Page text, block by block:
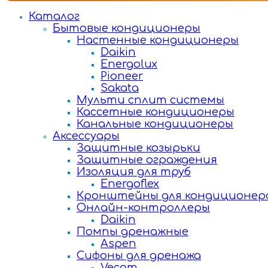
Каталог
Бытовые кондиционеры
Настенные кондиционеры
Daikin
Energolux
Pioneer
Sakata
Мульти сплит системы
Кассетные кондиционеры
Канальные кондиционеры
Аксессуары
Защитные козырьки
Защитные ограждения
Изоляция для труб
Energoflex
Кронштейны для
Онлайн-контроллеры
Daikin
Помпы дренажные
Aspen
Сифоны для дренажа